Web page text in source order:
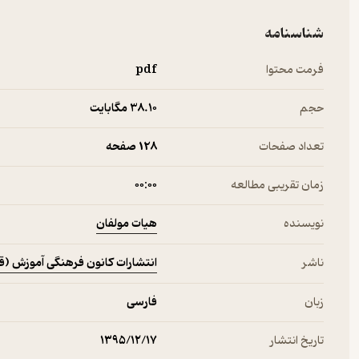
شناسنامه
فرمت محتوا pdf
حجم 38.۱۰ مگابایت
تعداد صفحات 128 صفحه
زمان تقریبی مطالعه ۰۰:۰۰
نویسنده هیات مولفان
ناشر انتشارات کانون فرهنگی آموزش
زبان فارسی
تاریخ انتشار ۱۳۹۵/۱۲/۱۷